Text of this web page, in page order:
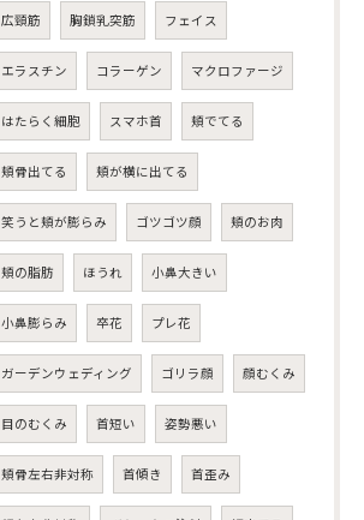
広頸筋 胸鎖乳突筋 フェイス
エラスチン コラーゲン マクロファージ
はたらく細胞 スマホ首 頬でてる
頬骨出てる 頬が横に出てる
笑うと頬が膨らみ ゴツゴツ顔 頬のお肉
頬の脂肪 ほうれ 小鼻大きい
小鼻膨らみ 卒花 プレ花
ガーデンウェディング ゴリラ顔 顔むくみ
目のむくみ 首短い 姿勢悪い
頬骨左右非対称 首傾き 首歪み